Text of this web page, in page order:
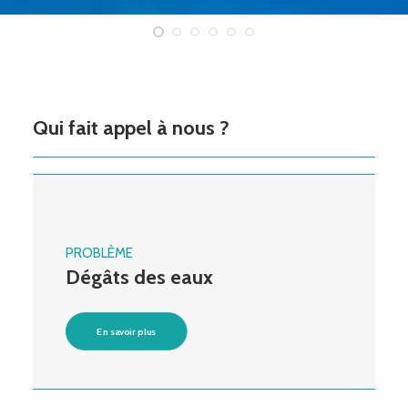
Qui fait appel à nous ?
PROBLÈME
Dégâts des eaux
En savoir plus